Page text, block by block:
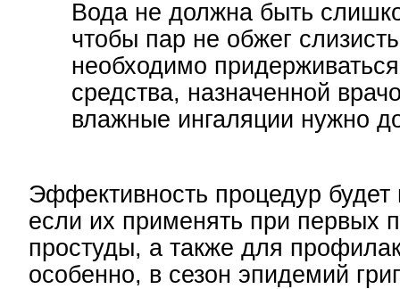
Вода не должна быть
чтобы пар не обжег
необходимо
средства, назначенной
влажные ингаляции нужно
Эффективность процедур
если их применять при первых
простуды, а также для
особенно, в сезон эпидемий